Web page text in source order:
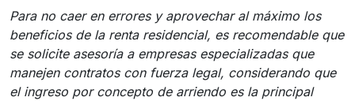
Para no caer en errores y aprovechar al máximo los
beneficios de la renta residencial, es recomendable que
se solicite asesoría a empresas especializadas que
manejen contratos con fuerza legal, considerando que
el ingreso por concepto de arriendo es la principal